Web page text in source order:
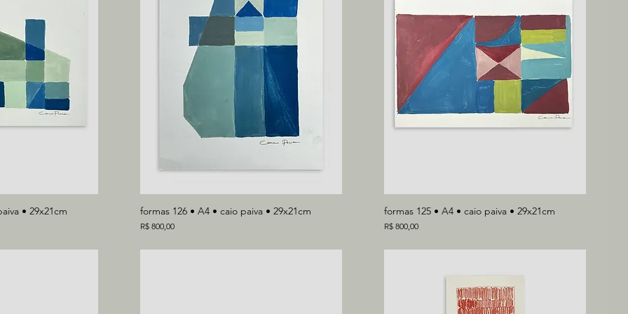
• 29x21cm formas 126 • A4 • caio paiva • 29x21cm
Preço
R$ 800,00
formas 125 • A4 • caio paiva • 29x21cm
Preço
R$ 800,00